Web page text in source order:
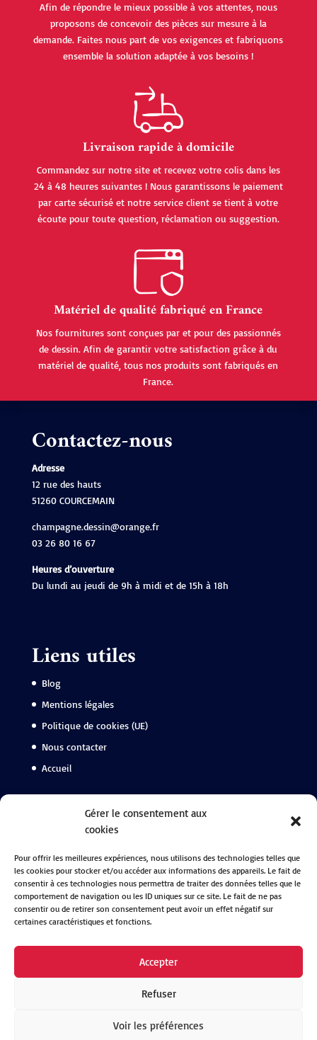
Gérer le consentement aux
cookies
Pour offrir les meilleures expériences, nous utilisons des technologies telles que
les cookies pour stocker et/ou accéder aux informations des appareils. Le fait de
consentir à ces technologies nous permettra de traiter des données telles que le
comportement de navigation ou les ID uniques sur ce site. Le fait de ne pas
consentir ou de retirer son consentement peut avoir un effet négatif sur
certaines caractéristiques et fonctions.
Accepter
Refuser
Voir les préférences
Afin de répondre le mieux possible à vos attentes, nous
proposons de concevoir des pièces sur mesure à la
demande. Faites nous part de vos exigences et fabriquons
ensemble la solution adaptée à vos besoins !
Livraison rapide à domicile
Commandez sur notre site et recevez votre colis dans les
24 à 48 heures suivantes ! Nous garantissons le paiement
par carte sécurisé et notre service client se tient à votre
écoute pour toute question, réclamation ou suggestion.
Matériel de qualité fabriqué en France
Nos fournitures sont conçues par et pour des passionnés
de dessin. Afin de garantir votre satisfaction grâce à du
matériel de qualité, tous nos produits sont fabriqués en
France.
Contactez-nous
Adresse
12 rue des hauts
51260 COURCEMAIN
champagne.dessin@orange.fr
03 26 80 16 67
Heures d’ouverture
Du lundi au jeudi de 9h à midi et de 15h à 18h
Liens utiles
Blog
Mentions légales
Politique de cookies (UE)
Nous contacter
Accueil
Suivez-nous
Instagram
Linkedin